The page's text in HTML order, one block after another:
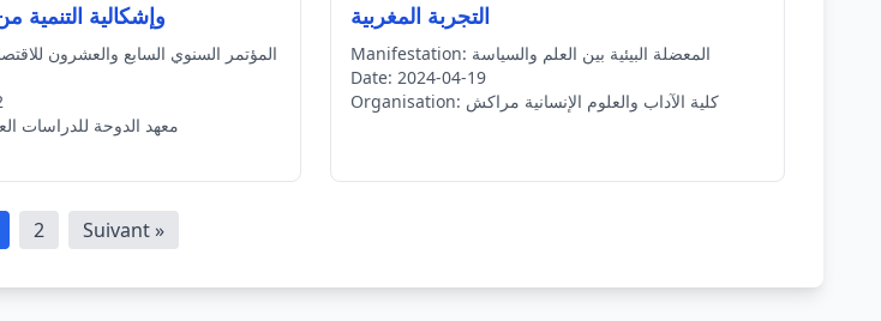
وإشكالية
معهد الدوحة للدراسات
التجربة المغربية
Manifestation: المعضلة البيئية بين العلم والسياسة
Date: 2024-04-19
Organisation: كلية الآداب والعلوم الإنسانية مراكش
2 Suivant »